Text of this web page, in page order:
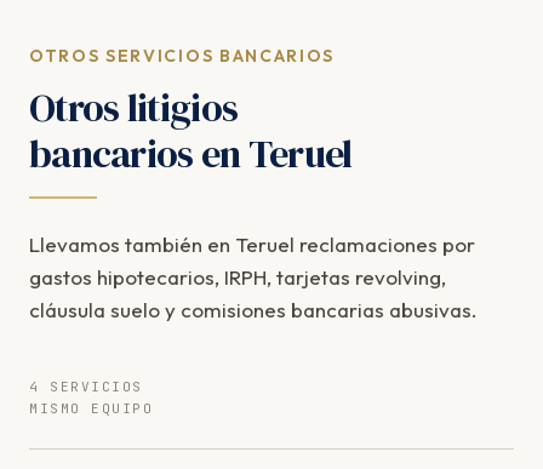
OTROS SERVICIOS BANCARIOS
Otros litigios
bancarios en Teruel
Llevamos también en Teruel reclamaciones por
gastos hipotecarios, IRPH, tarjetas revolving,
cláusula suelo y comisiones bancarias abusivas.
4 SERVICIOS
MISMO EQUIPO